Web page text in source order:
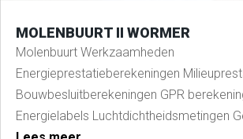
MOLENBUURT II WORMER
Molenbuurt Werkzaamheden
Energieprestatieberekeningen
Bouwbesluitberekeningen GPR
Energielabels Luchtdichtheidsmetingen